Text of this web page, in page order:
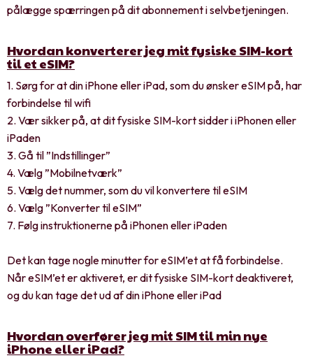
pålægge spærringen på dit abonnement i selvbetjeningen.
Hvordan konverterer jeg mit fysiske SIM-kort
til et eSIM?
1. Sørg for at din iPhone eller iPad, som du ønsker eSIM på, har
forbindelse til wifi
2. Vær sikker på, at dit fysiske SIM-kort sidder i iPhonen eller
iPaden
3. Gå til ”Indstillinger”
4. Vælg ”Mobilnetværk”
5. Vælg det nummer, som du vil konvertere til eSIM
6. Vælg ”Konverter til eSIM”
7. Følg instruktionerne på iPhonen eller iPaden
Det kan tage nogle minutter for eSIM’et at få forbindelse.
Når eSIM’et er aktiveret, er dit fysiske SIM-kort deaktiveret,
og du kan tage det ud af din iPhone eller iPad
Hvordan overfører jeg mit SIM til min nye
iPhone eller iPad?